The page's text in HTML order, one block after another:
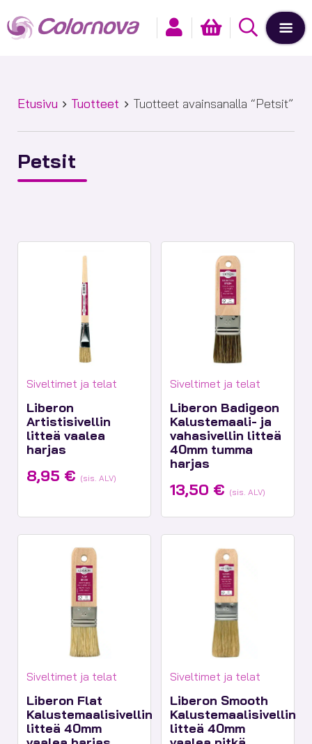
Etusivu Tuotteet Tuotteet avainsanalla “Petsit”
Petsit
Tuotekategoriat:
Siveltimet ja telat
Liberon
Artistisivellin
litteä vaalea
harjas
8,95 € (sis. ALV)
Tuotekategoriat:
Siveltimet ja telat
Liberon Badigeon
Kalustemaali- ja
vahasivellin litteä
40mm tumma
harjas
13,50 € (sis. ALV)
Tuotekategoriat:
Siveltimet ja telat
Liberon Flat
Kalustemaalisivellin
litteä 40mm
Tuotekategoriat:
Siveltimet ja telat
Liberon Smooth
Kalustemaalisivellin
litteä 40mm